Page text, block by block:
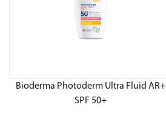
Bioderma Photoderm Ultra Fluid AR+
SPF 50+